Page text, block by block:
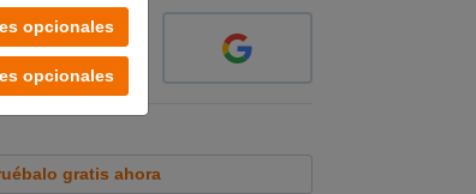
opcionales
opcionales
gratis ahora